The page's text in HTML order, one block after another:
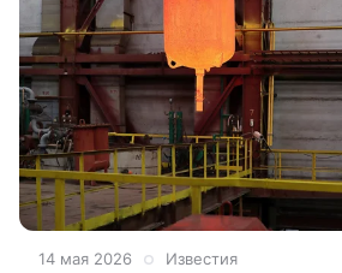
14 мая 2026 Известия